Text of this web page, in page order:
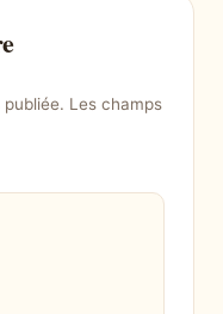
Les champs